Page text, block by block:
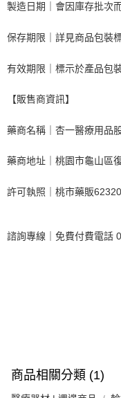
製造日期｜會因庫存批次
保存期限｜詳見商品包裝
有效期限｜標示於產品包
【販售商資訊】
藥商名稱｜杏一醫療用品
藥商地址｜桃園市龜山區
許可執照｜桃市藥販
諮詢專線｜免費付費電話
商品相關分類 (1)